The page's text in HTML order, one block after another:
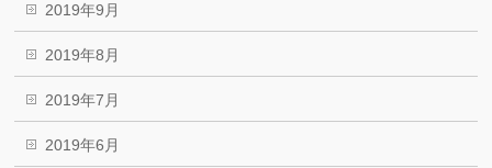
2019年9月
2019年8月
2019年7月
2019年6月